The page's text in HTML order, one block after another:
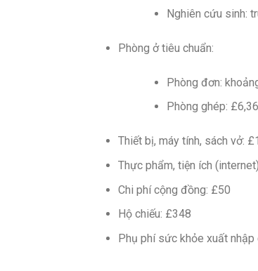
Nghiên cứu sinh:
Phòng ở tiêu chuẩn:
Phòng đơn:
Phòng ghép:
Thiết bị, máy tính, sách vở:
Thực phẩm, tiện ích
Chi phí cộng đồng: £50
Hộ chiếu: £348
Phụ phí sức khỏe xuất nhập